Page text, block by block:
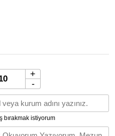
+
-
bırakmak istiyorum